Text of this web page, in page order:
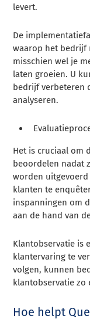
levert.
De
waarop het bedrijf
misschien wel je
laten groeien. U
bedrijf verbeteren
analyseren.
Het is cruciaal om
beoordelen nadat
worden
klanten te
inspanningen om
aan de hand van
Klantobservatie is
klantervaring te
volgen, kunnen
klantobservatie zo
Hoe helpt